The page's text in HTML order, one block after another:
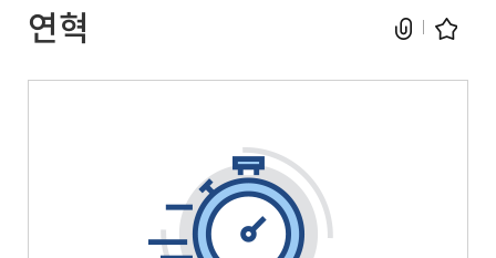
현재 페이지를 즐겨찾는 메뉴로
등록하시겠습니까?
메뉴추가
연혁